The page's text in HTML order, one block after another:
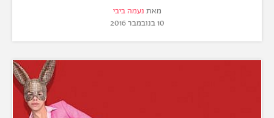
מאת נעמה ביבי
10 בנובמבר 2016